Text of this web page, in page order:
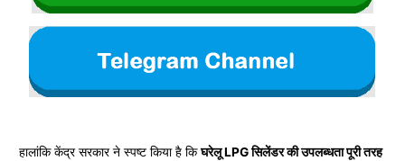
हालांकि केंद्र सरकार ने स्पष्ट किया है किघरेलू LPG सिलेंडर की उपलब्धता पूरी तरह